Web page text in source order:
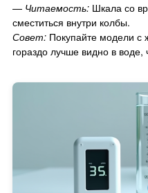
— Читаемость: Шкала со
сместиться внутри колбы.
Совет: Покупайте модели
гораздо лучше видно в